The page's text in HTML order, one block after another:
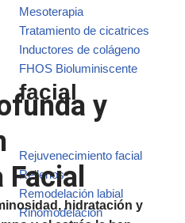
Mesoterapia
Tratamiento de cicatrices
Inductores de colágeno
FHOS Bioluminiscente
facial
Rejuvenecimiento facial
Rellenos
Remodelación labial
Rinomodelación
y
Facial
hidratación y